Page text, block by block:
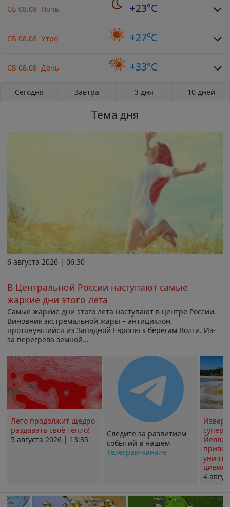
СБ 08.08 Ночь +23°C
СБ 08.08 Утро +27°C
СБ 08.08 День +33°C
Сегодня Завтра 3 дня 10 дней
Тема дня
6 августа 2026 | 06:30
В Центральной России наступают самые
жаркие дни этого лета
Самые жаркие дни этого лета наступают в центре России.
Виновник экстремальной жары – антициклон,
протянувшийся из Западной Европы к берегам Волги. Из-
за перегрева земной...
Лето продолжит щедро
раздавать своё тепло!
5 августа 2026 | 13:35
Следите за развитием
событий в нашем
Телеграм-канале
4